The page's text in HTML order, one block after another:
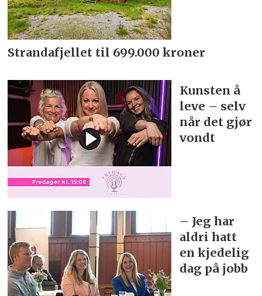
Strandafjellet til 699.000 kroner
Kunsten å
leve – selv
når det gjør
vondt
– Jeg har
aldri hatt
en kjedelig
dag på jobb